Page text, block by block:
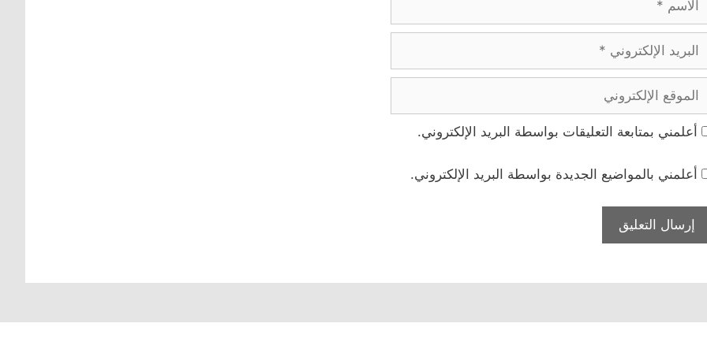
البريد
الإلكتروني
الموقع
الإلكتروني
أعلمني بمتابعة التعليقات بواسطة البريد الإلكتروني.
أعلمني بالمواضيع الجديدة بواسطة البريد الإلكتروني.